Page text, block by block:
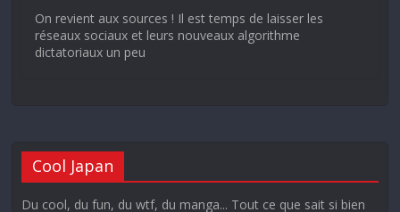
On revient aux sources ! Il est temps de laisser les
réseaux sociaux et leurs nouveaux algorithme
dictatoriaux un peu
Cool Japan
Du cool, du fun, du wtf, du manga... Tout ce que sait si bien